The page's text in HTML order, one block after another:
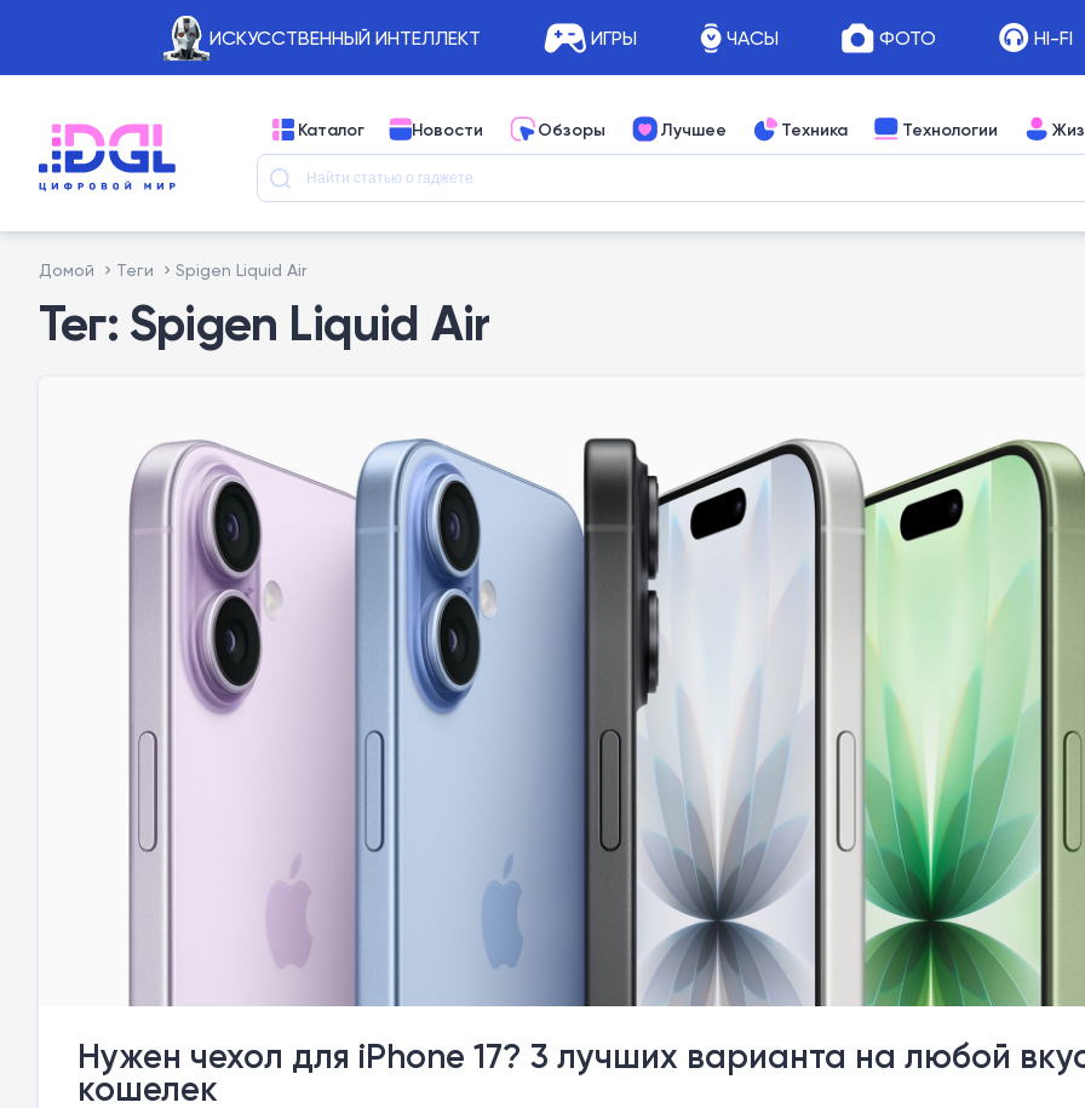
ИСКУССТВЕННЫЙ ИНТЕЛЛЕКТ ИГРЫ ЧАСЫ ФОТО HI-FI
Каталог Новости Обзоры Лучшее Техника Технологии
Домой Теги Spigen Liquid Air
Тег: Spigen Liquid Air
Нужен чехол для iPhone 17? 3 лучших варианта на любой
кошелек